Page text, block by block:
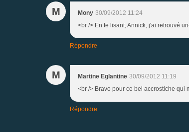
M Mony 30/09/2012 11:24
<br /> En te lisant, Annick, j'ai retrouvé
Répondre
M Martine Eglantine 30/09/2012 11:19
<br /> Bravo pour ce bel accrostiche qui
Répondre